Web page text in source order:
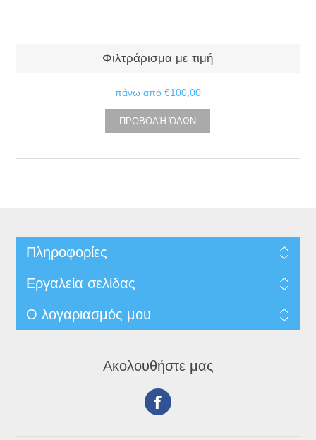
Φιλτράρισμα με τιμή
πάνω από €100,00
ΠΡΟΒΟΛΉ ΌΛΩΝ
Πληροφορίες
Εργαλεία σελίδας
Ο λογαριασμός μου
Ακολουθήστε μας